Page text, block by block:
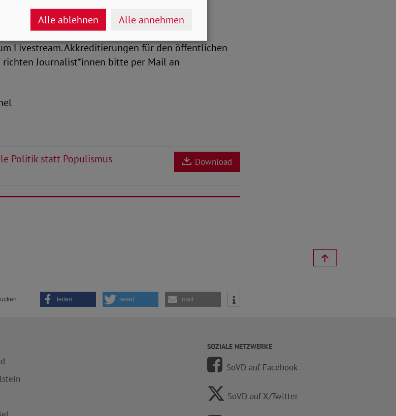
Tafel, Sabine Werth.
Livestream. Akkreditierungen für den öffentlichen
richten Journalist*innen bitte per Mail an
Politik statt Populismus
Download
teilen tweet mail
SOZIALE NETZWERKE
SoVD auf Facebook
SoVD auf X/Twitter
Alle ablehnen Alle annehmen